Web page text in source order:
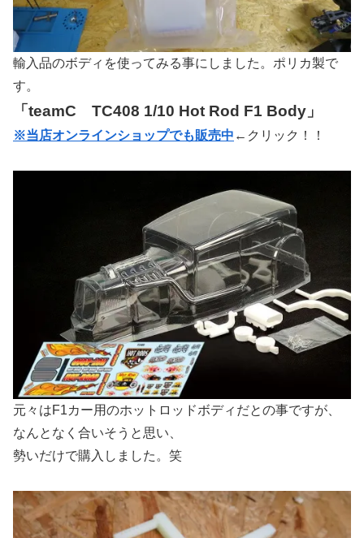
輸入品のボディを使ってみる事にしました。ポリカ製で
す。
「teamC TC408 1/10 Hot Rod F1 Body」
※当店オンラインショップでも販売中 ←クリック！！
元々はF1カー用のホットロッドボディだとの事ですが、
なんとなく合いそうと思い、
勢いだけで購入しました。笑